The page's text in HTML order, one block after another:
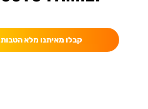
קבלו מאיתנו מלא הטבות